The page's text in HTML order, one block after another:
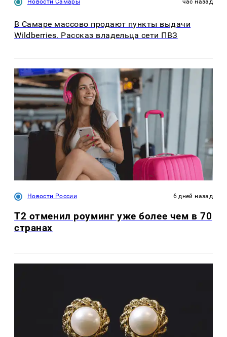
В Самаре массово продают пункты выдачи
Wildberries. Рассказ владельца сети ПВЗ
Новости России 6 дней назад
Т2 отменил роуминг уже более чем в 70
странах